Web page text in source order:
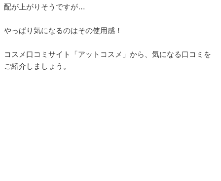
配が上がりそうですが…
やっぱり気になるのはその使用感！
コスメ口コミサイト「アットコスメ」から、気になる口コミを
ご紹介しましょう。